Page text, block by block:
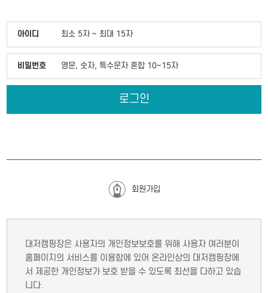
아이디 최소 5자 ~ 최대 15자
비밀번호 영문, 숫자, 특수문자 혼합 10~15자
로그인
회원가입
대저캠핑장은 사용자의 개인정보보호를 위해 사용자 여러분이
홈페이지의 서비스를 이용함에 있어 온라인상의 대저캠핑장에
서 제공한 개인정보가 보호 받을 수 있도록 최선을 다하고 있습
니다.